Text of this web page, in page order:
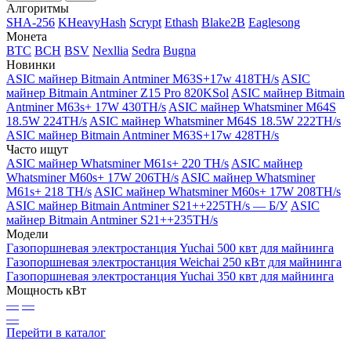
Алгоритмы
SHA-256 KHeavyHash Scrypt Ethash Blake2B Eaglesong
Монета
BTC BCH BSV Nexllia Sedra Bugna
Новинки
ASIC майнер Bitmain Antminer M63S+17w 418TH/s ASIC
майнер Bitmain Antminer Z15 Pro 820KSol ASIC майнер Bitmain
Antminer M63s+ 17W 430TH/s ASIC майнер Whatsminer M64S
18.5W 224TH/s ASIC майнер Whatsminer M64S 18.5W 222TH/s
ASIC майнер Bitmain Antminer M63S+17w 428TH/s
Часто ищут
ASIC майнер Whatsminer M61s+ 220 TH/s ASIC майнер
Whatsminer M60s+ 17W 206TH/s ASIC майнер Whatsminer
M61s+ 218 TH/s ASIC майнер Whatsminer M60s+ 17W 208TH/s
ASIC майнер Bitmain Antminer S21++225TH/s — Б/У ASIC
майнер Bitmain Antminer S21++235TH/s
Модели
Газопоршневая электростанция Yuchai 500 квт для майнинга
Газопоршневая электростанция Weichai 250 кВт для майнинга
Газопоршневая электростанция Yuchai 350 квт для майнинга
Мощность кВт
— —
—
Перейти в каталог